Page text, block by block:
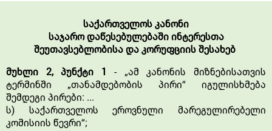
საქართველოს კანონი
საჯარო დაწესებულებაში ინტერესთა
შეუთავსებლობისა და კორუფციის შესახებ
მუხლი 2, პუნქტი 1
- „ამ კანონის მიზნებისათვის
ტერმინში „თანამდებობის პირი“ იგულისხმება
შემდეგი პირები: ...
ს) საქართველოს ეროვნული მარეგულირებელი
კომისიის წევრი“;